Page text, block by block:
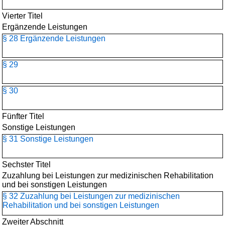
Vierter Titel
Ergänzende Leistungen
§ 28 Ergänzende Leistungen
§ 29
§ 30
Fünfter Titel
Sonstige Leistungen
§ 31 Sonstige Leistungen
Sechster Titel
Zuzahlung bei Leistungen zur medizinischen Rehabilitation
und bei sonstigen Leistungen
§ 32 Zuzahlung bei Leistungen zur medizinischen
Rehabilitation und bei sonstigen Leistungen
Zweiter Abschnitt